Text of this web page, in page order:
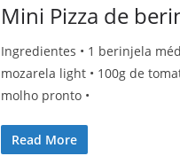
Mini Pizza de
Ingredientes • 1 berinjela
mozarela light • 100g de
molho pronto •
Read More